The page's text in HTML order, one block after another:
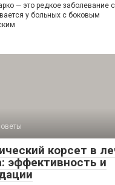
— это редкое заболевание
у больных с боковым
корсет в
эффективность и